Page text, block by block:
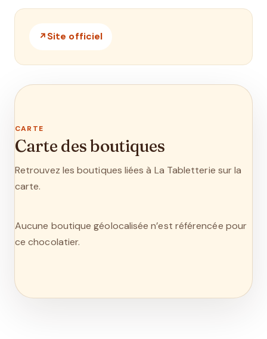
Site officiel
CARTE
Carte des boutiques
Retrouvez les boutiques liées à La Tabletterie sur la
carte.
Aucune boutique géolocalisée n’est référencée pour
ce chocolatier.